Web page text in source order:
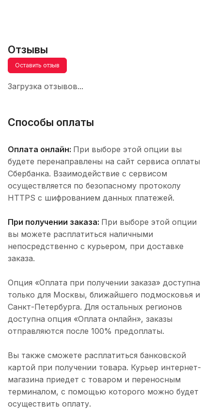
Отзывы
Оставить отзыв
Загрузка отзывов...
Способы оплаты
Оплата онлайн: При выборе этой опции вы
будете перенаправлены на сайт сервиса оплаты
Сбербанка. Взаимодействие с сервисом
осуществляется по безопасному протоколу
HTTPS с шифрованием данных платежей.
При получении заказа: При выборе этой опции
вы можете расплатиться наличными
непосредственно с курьером, при доставке
заказа.
Опция «Оплата при получении заказа» доступна
только для Москвы, ближайшего подмосковья и
Санкт-Петербурга. Для остальных регионов
доступна опция «Оплата онлайн», заказы
отправляются после 100% предоплаты.
Вы также сможете расплатиться банковской
картой при получении товара. Курьер интернет-
магазина приедет с товаром и переносным
терминалом, с помощью которого можно будет
осуществить оплату.